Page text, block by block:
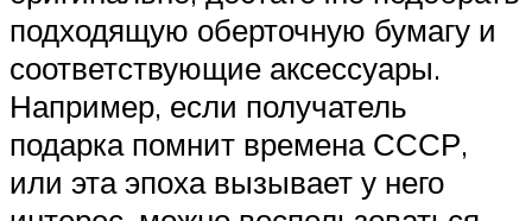
подходящую оберточную бумагу и
соответствующие аксессуары.
Например, если получатель
подарка помнит времена СССР,
или эта эпоха вызывает у него